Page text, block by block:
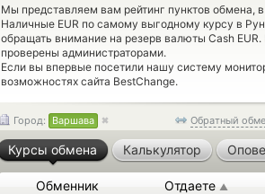
Мы представляем вам рейтинг пунктов обмена,
Наличные EUR по самому выгодному курсу в
обращать внимание на резерв валюты Cash
проверены администраторами.
Если вы впервые посетили нашу систему
возможностях сайта BestChange.
Обратный
Город: Варшава
Курсы обмена Калькулятор
Обменник Отдаете ▲